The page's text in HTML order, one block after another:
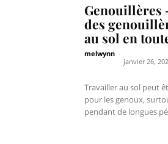
Genouillères
des
au sol en
melwynn
janvier 26,
Travailler au sol peut
pour les genoux,
pendant de longues